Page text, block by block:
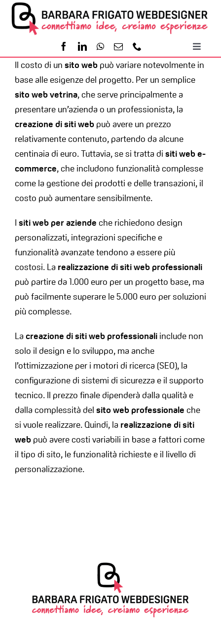
Salta
contenuto
Servizi
Portfolio
Contatti
Il costo di un sito webpuò variare notevolmente in
base alle esigenze del progetto. Per un semplice
sito web vetrina, che serve principalmente a
presentare un’azienda o un professionista, la
creazione di siti webpuò avere un prezzo
relativamente contenuto, partendo da alcune
centinaia di euro. Tuttavia, se si tratta di siti web e-
commerce, che includono funzionalità complesse
come la gestione dei prodotti e delle transazioni, il
costo può aumentare sensibilmente.
I siti web per aziende che richiedono design
personalizzati, integrazioni specifiche e
funzionalità avanzate tendono a essere più
costosi. La realizzazione di siti web professionali
può partire da 1.000 euro per un progetto base, ma
può facilmente superare le 5.000 euro per soluzioni
più complesse.
La creazione di siti web professionaliinclude non
solo il design e lo sviluppo, ma anche
l’ottimizzazione per i motori di ricerca (SEO), la
configurazione di sistemi di sicurezza e il supporto
tecnico. Il prezzo finale dipenderà dalla qualità e
dalla complessità del sito web professionale che
si vuole realizzare. Quindi, la realizzazione di siti
webpuò avere costi variabili in base a fattori come
il tipo di sito, le funzionalità richieste e il livello di
personalizzazione.